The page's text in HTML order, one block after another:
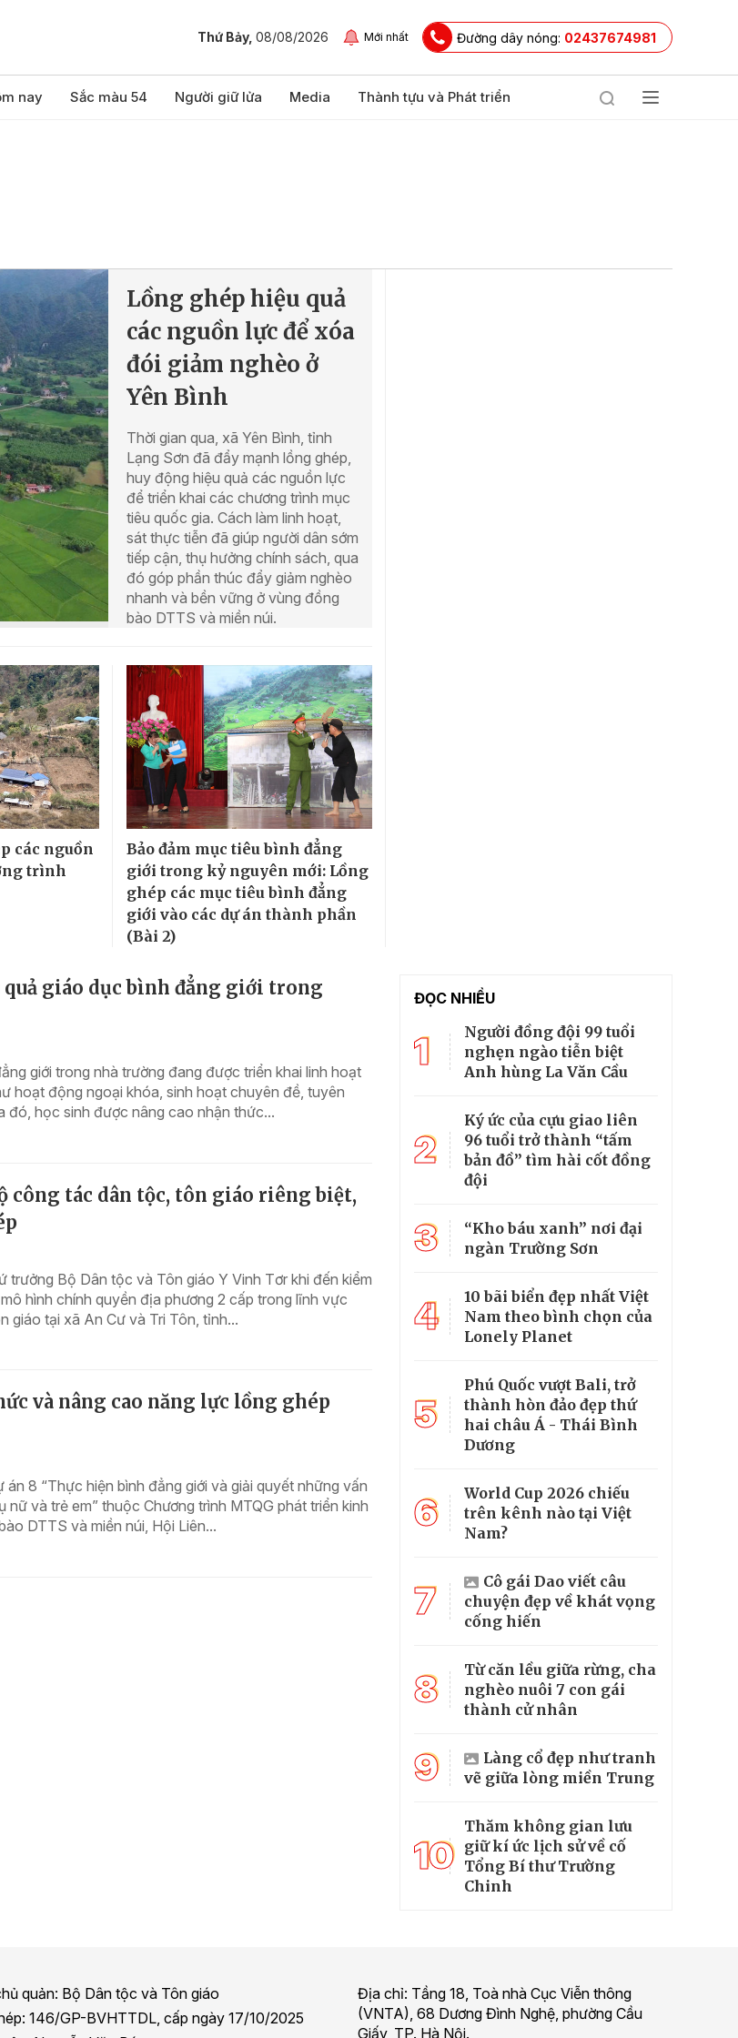
Thứ Bảy, 08/08/2026 Mới nhất Đường dây nóng: 02437674981
nay Sắc màu 54 Người giữ lửa Media Thành tựu và Phát triển
Lồng ghép hiệu quả
các nguồn lực để xóa
đói giảm nghèo ở
Yên Bình
Thời gian qua, xã Yên Bình, tỉnh
Lạng Sơn đã đẩy mạnh lồng ghép,
huy động hiệu quả các nguồn lực
để triển khai các chương trình mục
tiêu quốc gia. Cách làm linh hoạt,
sát thực tiễn đã giúp người dân sớm
tiếp cận, thụ hưởng chính sách, qua
đó góp phần thúc đẩy giảm nghèo
nhanh và bền vững ở vùng đồng
bào DTTS và miền núi.
các nguồn
trình
Bảo đảm mục tiêu bình đẳng
giới trong kỷ nguyên mới: Lồng
ghép các mục tiêu bình đẳng
giới vào các dự án thành phần
(Bài 2)
giáo dục bình đẳng giới trong
giới trong nhà trường đang được triển khai linh hoạt
hoạt động ngoại khóa, sinh hoạt chuyên đề, tuyên
đó, học sinh được nâng cao nhận thức...
công tác dân tộc, tôn giáo riêng biệt,
trưởng Bộ Dân tộc và Tôn giáo Y Vinh Tơr khi đến kiểm
hình chính quyền địa phương 2 cấp trong lĩnh vực
giáo tại xã An Cư và Tri Tôn, tỉnh...
và nâng cao năng lực lồng ghép
án 8 “Thực hiện bình đẳng giới và giải quyết những vấn
nữ và trẻ em” thuộc Chương trình MTQG phát triển kinh
DTTS và miền núi, Hội Liên...
ĐỌC NHIỀU
1
Người đồng đội 99 tuổi
nghẹn ngào tiễn biệt
Anh hùng La Văn Cầu
2
Ký ức của cựu giao liên
96 tuổi trở thành “tấm
bản đồ” tìm hài cốt đồng
đội
3
“Kho báu xanh” nơi đại
ngàn Trường Sơn
4
10 bãi biển đẹp nhất Việt
Nam theo bình chọn của
Lonely Planet
5
Phú Quốc vượt Bali, trở
thành hòn đảo đẹp thứ
hai châu Á - Thái Bình
Dương
6
World Cup 2026 chiếu
trên kênh nào tại Việt
Nam?
7
Cô gái Dao viết câu
chuyện đẹp về khát vọng
cống hiến
8
Từ căn lều giữa rừng, cha
nghèo nuôi 7 con gái
thành cử nhân
9
Làng cổ đẹp như tranh
vẽ giữa lòng miền Trung
10
Thăm không gian lưu
giữ kí ức lịch sử về cố
Tổng Bí thư Trường
Chinh
quản: Bộ Dân tộc và Tôn giáo
146/GP-BVHTTDL, cấp ngày 17/10/2025
Địa chỉ: Tầng 18, Toà nhà Cục Viễn thông
(VNTA), 68 Dương Đình Nghệ, phường Cầu
Giấy, TP. Hà Nội.